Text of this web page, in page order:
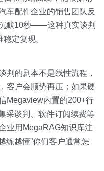
车配件企业的销售团队反
默10秒——这种真实谈判
定复现。
判的剧本不是线性流程，
客户会顺势再压；如果硬
Megaview内置的200+行
采谈判、软件订阅续费等
业用MegaRAG知识库注
练越懂”你们客户通常怎